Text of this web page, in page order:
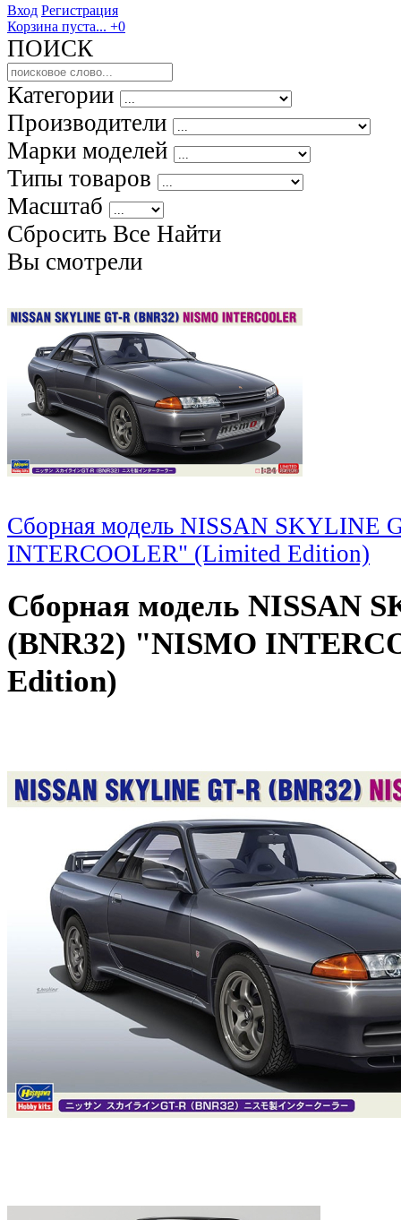
Вход Регистрация
Корзина пуста... +0
ПОИСК
Категории
Производители
Марки моделей
Типы товаров
Масштаб
Сбросить Все Найти
Вы смотрели
Сборная модель NISSAN SKYLINE
INTERCOOLER" (Limited Edition)
Сборная модель NISSAN
(BNR32) "NISMO
Edition)